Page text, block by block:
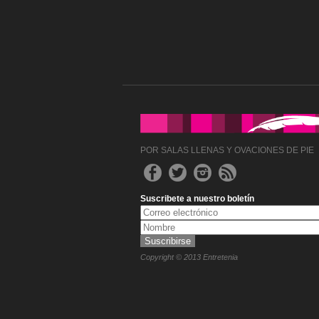
POR SALAS LLENAS Y OVACIONES DE PIE
Suscribete a nuestro boletín
Copyright © 2013 Entretenia